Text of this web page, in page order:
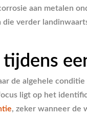
aan metalen
verder
de algehele
ligt op het
, zeker wanneer de